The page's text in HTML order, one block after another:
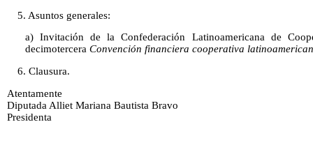
5. Asuntos generales:
a) Invitación de la Confederación Latinoamericana de
decimotercera Convención financiera cooperativa
6. Clausura.
Atentamente
Diputada Alliet Mariana Bautista Bravo
Presidenta